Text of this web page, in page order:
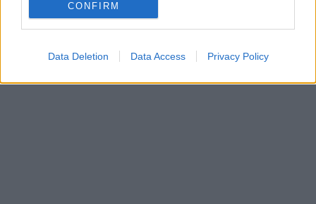
CONFIRM
Data Deletion Data Access Privacy Policy